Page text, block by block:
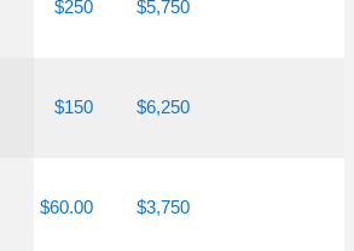
$250 $5,750
$150 $6,250
$60.00 $3,750